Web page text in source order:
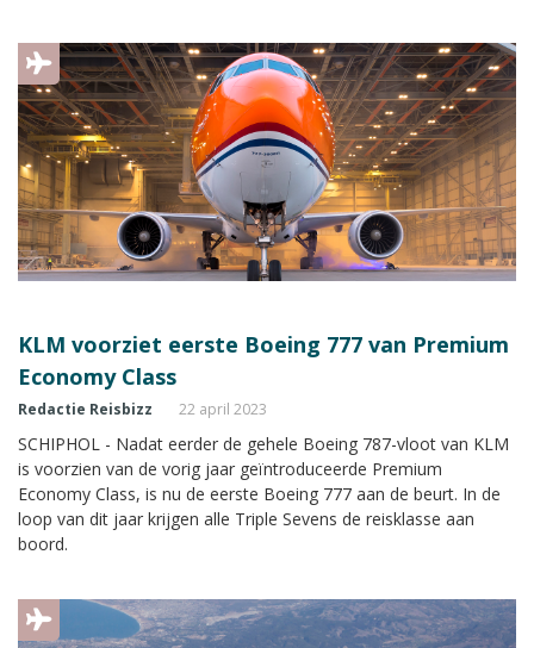
KLM voorziet eerste Boeing 777 van Premium
Economy Class
Redactie Reisbizz 22 april 2023
SCHIPHOL - Nadat eerder de gehele Boeing 787-vloot van KLM
is voorzien van de vorig jaar geïntroduceerde Premium
Economy Class, is nu de eerste Boeing 777 aan de beurt. In de
loop van dit jaar krijgen alle Triple Sevens de reisklasse aan
boord.